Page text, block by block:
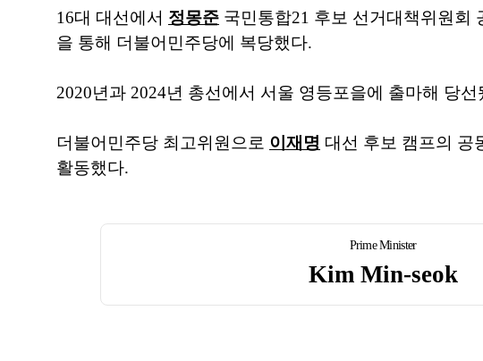
16대 대선에서 정몽준 국민통합21 후보 선거대책위원회
을 통해 더불어민주당에 복당했다.
2020년과 2024년 총선에서 서울 영등포을에 출마해 당선
더불어민주당 최고위원으로 이재명 대선 후보 캠프의 공
활동했다.
Prime Minister
Kim Min-seok